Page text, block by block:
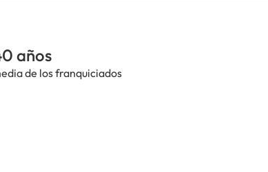
de los franquiciados
años